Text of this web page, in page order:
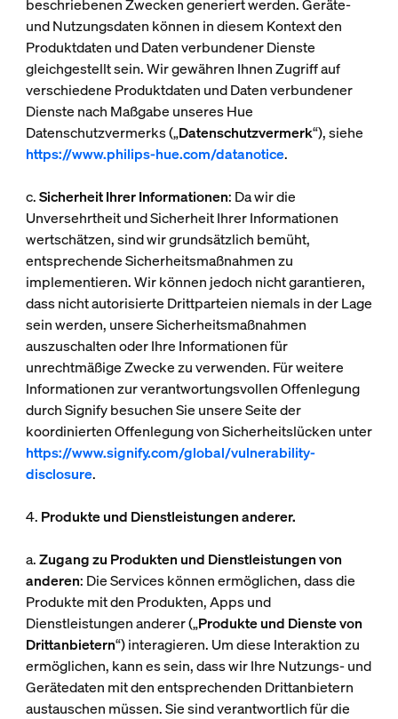
beschriebenen Zwecken generiert werden. Geräte-
und Nutzungsdaten können in diesem Kontext den
Produktdaten und Daten verbundener Dienste
gleichgestellt sein. Wir gewähren Ihnen Zugriff auf
verschiedene Produktdaten und Daten verbundener
Dienste nach Maßgabe unseres Hue
Datenschutzvermerks („Datenschutzvermerk“), siehe
https://www.philips-hue.com/datanotice.
c.Sicherheit Ihrer Informationen: Da wir die
Unversehrtheit und Sicherheit Ihrer Informationen
wertschätzen, sind wir grundsätzlich bemüht,
entsprechende Sicherheitsmaßnahmen zu
implementieren. Wir können jedoch nicht garantieren,
dass nicht autorisierte Drittparteien niemals in der Lage
sein werden, unsere Sicherheitsmaßnahmen
auszuschalten oder Ihre Informationen für
unrechtmäßige Zwecke zu verwenden. Für weitere
Informationen zur verantwortungsvollen Offenlegung
durch Signify besuchen Sie unsere Seite der
koordinierten Offenlegung von Sicherheitslücken unter
https://www.signify.com/global/vulnerability-
disclosure.
4. Produkte und Dienstleistungen anderer.
a.Zugang zu Produkten und Dienstleistungen von
anderen: Die Services können ermöglichen, dass die
Produkte mit den Produkten, Apps und
Dienstleistungen anderer („Produkte und Dienste von
Drittanbietern“) interagieren. Um diese Interaktion zu
ermöglichen, kann es sein, dass wir Ihre Nutzungs- und
Gerätedaten mit den entsprechenden Drittanbietern
austauschen müssen. Sie sind verantwortlich für die